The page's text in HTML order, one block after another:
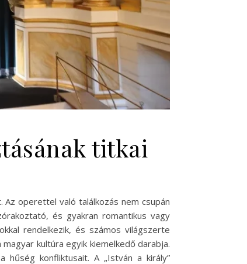
titkai
operettel való találkozás nem csupán
és gyakran romantikus vagy
rendelkezik, és számos világszerte
kultúra egyik kiemelkedő darabja.
konfliktusait. A „István a király”